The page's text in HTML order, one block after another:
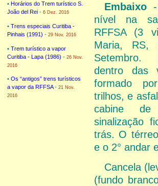
• Horários do Trem turístico S.
João del Rei - 6 Dez. 2016
• Trens especiais Curitiba -
Pinhais (1991) - 29 Nov. 2016
• Trem turístico a vapor
Curitiba - Lapa (1986) - 26 Nov.
2016
• Os “antigos” trens turísticos
a vapor da RFFSA- 21 Nov.
2016
Embaixo
nível na
RFFSA (3
Maria,
Setembro.
dentro das
formado
trilhos, e
cabine
sinalização
trás. O
e o 2° andar
Cancela
(fundo